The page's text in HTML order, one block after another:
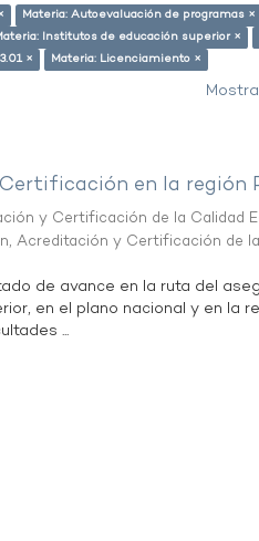
Materia: Autoevaluación de programas ×
Institutos de educación superior ×
× Materia: Licenciamiento ×
en la región
y Certificación de la Calidad
Acreditación y Certificación de
de avance en la ruta del
en el plano nacional y en la
...